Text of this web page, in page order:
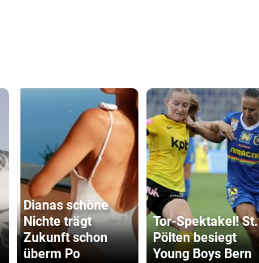
Dianas schöne
Nichte trägt
Zukunft schon
überm Po
Tor-Spektakel! St.
Pölten besiegt
Young Boys Bern